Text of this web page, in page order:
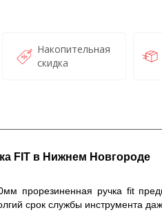
Накопительная
скидка
FIT в Нижнем Новгороде
прорезиненная ручка fit
срок службы инструмента